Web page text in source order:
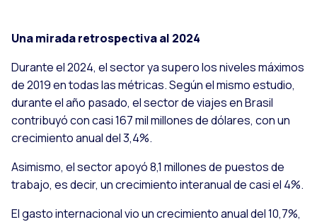
Una mirada retrospectiva al 2024
Durante el 2024, el sector ya supero los niveles máximos
de 2019 en todas las métricas. Según el mismo estudio,
durante el año pasado, el sector de viajes en Brasil
contribuyó con casi 167 mil millones de dólares, con un
crecimiento anual del 3,4%.
Asimismo, el sector apoyó 8,1 millones de puestos de
trabajo, es decir, un crecimiento interanual de casi el 4%.
El gasto internacional vio un crecimiento anual del 10,7%,